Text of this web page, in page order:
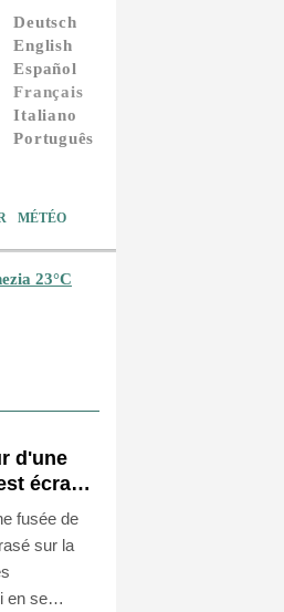
Deutsch
English
Español
Français
Italiano
Português
MÉTÉO
23°C
d'une
écrasé
fusée de
sur la
en se